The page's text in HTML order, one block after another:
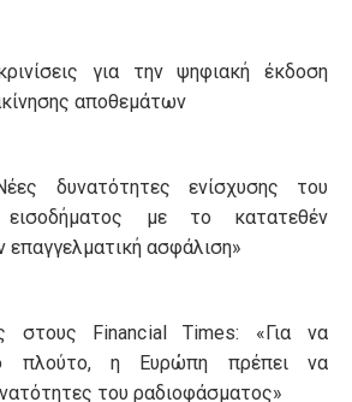
για την ψηφιακή έκδοση
αποθεμάτων
δυνατότητες ενίσχυσης του
εισοδήματος με το κατατεθέν
επαγγελματική ασφάλιση»
στους Financial Times: «Για να
πλούτο, η Ευρώπη πρέπει να
του ραδιοφάσματος»